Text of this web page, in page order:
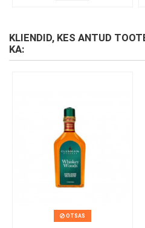
KLIENDID, KES ANTUD
KA:
OTSAS